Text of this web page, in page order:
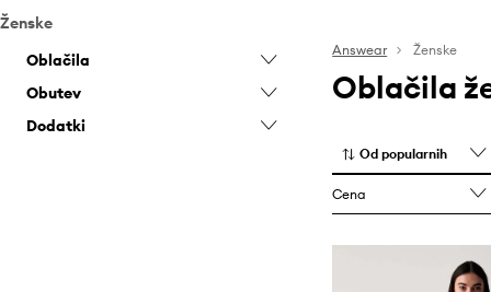
Ženske
Oblačila
Bluze in srajce
Hlače in pajkice
Obutev
Balerinke
Dodatki
Answear Ženske
Oblačila
Od popularnih
Cena